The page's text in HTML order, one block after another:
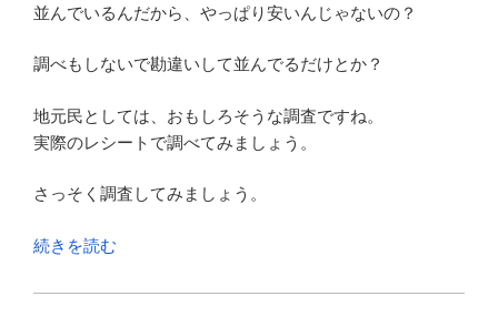
並んでいるんだから、やっぱり安いんじゃないの？
調べもしないで勘違いして並んでるだけとか？
地元民としては、おもしろそうな調査ですね。
実際のレシートで調べてみましょう。
さっそく調査してみましょう。
“幸
ア
続きを読む